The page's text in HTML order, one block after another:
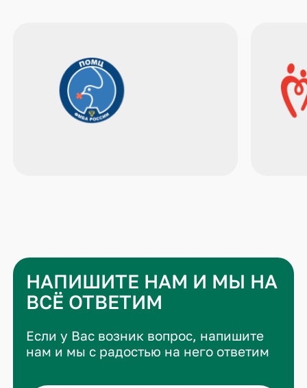
НАПИШИТЕ НАМ И МЫ НА
ВСЁ ОТВЕТИМ
Если у Вас возник вопрос, напишите
нам и мы с радостью на него ответим